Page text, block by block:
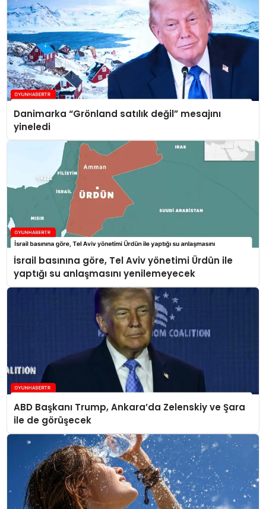
Danimarka “Grönland satılık değil” mesajını
yineledi
İsrail basınına göre, Tel Aviv yönetimi Ürdün ile
yaptığı su anlaşmasını yenilemeyecek
ABD Başkanı Trump, Ankara’da Zelenskiy ve Şara
ile de görüşecek